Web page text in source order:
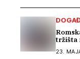
tržišta
23.